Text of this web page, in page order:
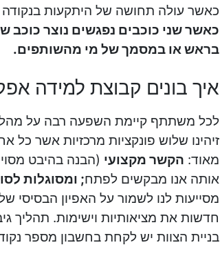
כאשר עולה תחושה של היתקעות
כאשר שני כוכבים נפגשים נוצר כוכב
בראש או במסמך של מי מהשותפים.
איך בונים קבוצת למידה
לכל משתתף קיימת השפעה רבה על
זיהינו שלוש פונקציות מרכזיות אשר
מאוד: הקשר מקצועי (הבנה בהיבט
אותה אנו מבקשים לפתח; ומסוגלות
מסייעות לנו לשמור על האפיון הבסיסי
חדשות את מציאותיות וישימות. תהליך
בניית הצוות יש לקחת בחשבון מספר